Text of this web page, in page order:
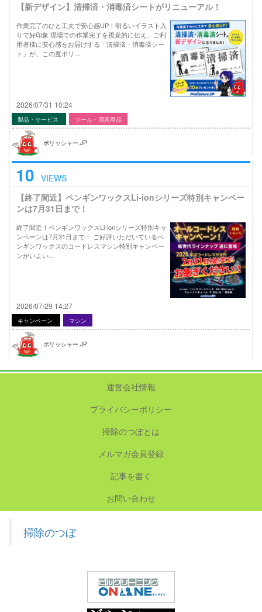
【新デザイン】清掃済・消毒済シートがリニューアル！
作業完了のひと工夫で安心感UP！明るいイラスト入
りで好印象 現場での作業完了を視覚的に伝え、ご利
用者様に安心感をお届けする「清掃済・消毒済シー
ト」が、この度ポリ…
2026/07/31 10:24
製品・サービス ツール・用具用品
ポリッシャー.JP
10 VIEWS
【終了間近】ペンギンワックスLi-ionシリーズ特別キャンペー
ンは7月31日まで！
終了間近！ペンギンワックスLi-ionシリーズ特別キャ
ンペーンは7月31日まで！ ご好評いただいているペ
ンギンワックスのコードレスマシン特別キャンペー
ンがいよい…
2026/07/29 14:27
キャンペーン マシン
ポリッシャー.JP
運営会社情報
プライバシーポリシー
掃除のつぼとは
メルマガ会員登録
記事を書く
お問い合わせ
掃除のつぼ